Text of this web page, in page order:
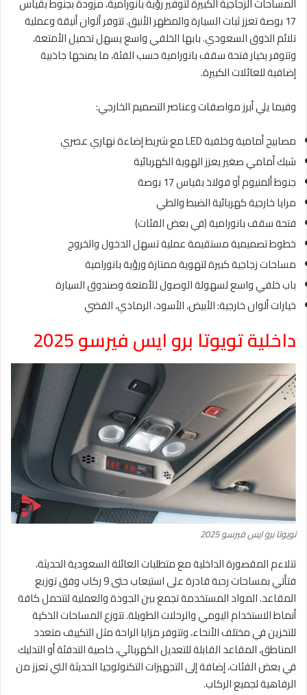
17 بوصة تعزز ثبات السيارة والمظهر الأنيق. تتوفر ألوان أنيقة وعملية
تلائم الذوق السعودي. بابها الخلفي واسع يسهل تحميل الأمتعة،
وتتوفر بخيار فتحة سقف بانورامية حسب الفئة، ما يمنحها جاذبية
إضافية للعائلات الكبيرة.
وفيما يلي أبرز مواصفات وعناصر التصميم الخارجي:
مصابيح أمامية وخلفية LED مع شريط إضاءة نهاري عصري
شبك أمامي صغير يعزز الهوية الكهربائية
جنوط ألمنيوم أو فولاذ بقياس 17 بوصة
مرايا خارجية كهربائية الضبط والطي
فتحة سقف بانورامية (في بعض الفئات)
خطوط تصميمية مستقيمة عملية تسهل الدخول والخروج
مساحات زجاجية كبيرة لتهوية ممتازة ورؤية بانورامية
باب خلفي واسع لسهولة الوصول للأمتعة وصندوق السيارة
خيارات ألوان خارجية: الأبيض، الأسود، الرمادي، الفضي
داخلية تويوتا برو ايس فيرسو 2025
تويوتا برو ايس فيرسو 2025
تتلاءم المقصورة الداخلية مع متطلبات العائلة السعودية الحديثة،
فتأتي بمساحات رحبة قادرة على استيعاب حتى 9 ركاب وفق توزيع
المقاعد. المواد المستخدمة تجمع بين الجودة والعملية لتتحمل كافة
أنماط الاستخدام اليومي والرحلات الطويلة. تتوزع المساحات الذكية
للتخزين في مختلف الأنحاء، وتتوفر مزايا الراحة مثل التكييف متعدد
المناطق، المقاعد القابلة للتعديل الكهربائي، خاصية التدفئة أو التدليك
في بعض الفئات، إضافة إلى التجهيزات التكنولوجيا الحديثة التي تعزز من
الرفاهية لجميع الركاب.